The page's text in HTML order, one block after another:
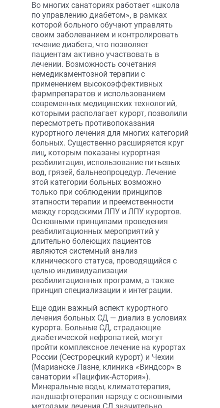
Во многих санаториях работает «школа
по управлению диабетом», в рамках
которой больного обучают управлять
своим заболеванием и контролировать
течение диабета, что позволяет
пациентам активно участвовать в
лечении. Возможность сочетания
немедикаментозной терапии с
применением высокоэффективных
фармпрепаратов и использованием
современных медицинских технологий,
которыми располагает курорт, позволили
пересмотреть противопоказания
курортного лечения для многих категорий
больных. Существенно расширяется круг
лиц, которым показаны курортная
реабилитация, использование питьевых
вод, грязей, бальнеопроцедур. Лечение
этой категории больных возможно
только при соблюдении принципов
этапности терапии и преемственности
между городскими ЛПУ и ЛПУ курортов.
Основными принципами проведения
реабилитационных мероприятий у
длительно болеющих пациентов
являются системный анализ
клинического статуса, проводящийся с
целью индивидуализации
реабилитационных программ, а также
принцип специализации и интеграции.
Еще один важный аспект курортного
лечения больных СД — диализ в условиях
курорта. Больные СД, страдающие
диабетической нефропатией, могут
пройти комплексное лечение на курортах
России (Сестрорецкий курорт) и Чехии
(Марианске Лазне, клиника «Виндсор» в
санатории «Пацифик-Астория»).
Минеральные воды, климатотерапия,
ландшафтотерапия наряду с основными